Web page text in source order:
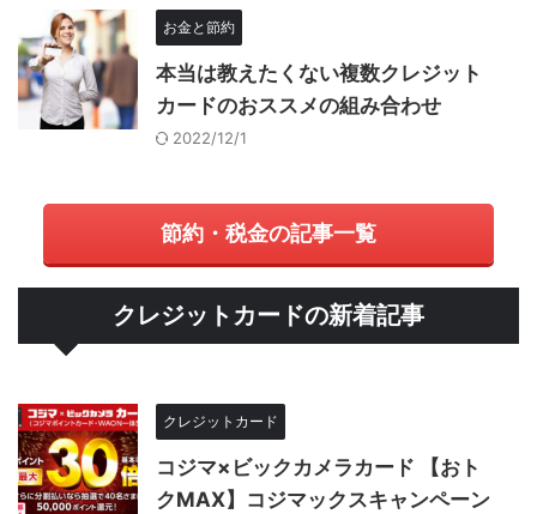
お金と節約
本当は教えたくない複数クレジット
カードのおススメの組み合わせ
2022/12/1
節約・税金の記事一覧
クレジットカードの新着記事
クレジットカード
コジマ×ビックカメラカード 【おト
クMAX】コジマックスキャンペーン